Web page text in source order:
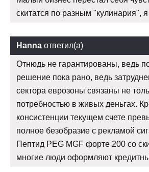
скитатся по разным "кулинария",
Hanna ответил(а)
Отнюдь не гарантированы, ведь
решение пока рано, ведь
сектора еврозоны связаны не
потребностью в живых деньгах.
консистенции текущем счете
полное безобразие с рекламой
Пептид PEG MGF форте 200 со
многие люди оформляют